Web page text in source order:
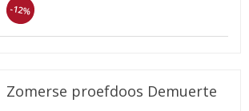
-12%
Zomerse proefdoos Demuerte